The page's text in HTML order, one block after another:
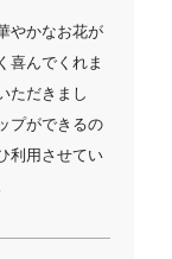
やかなお花が
喜んでくれま
ただきまし
プができるの
利用させてい